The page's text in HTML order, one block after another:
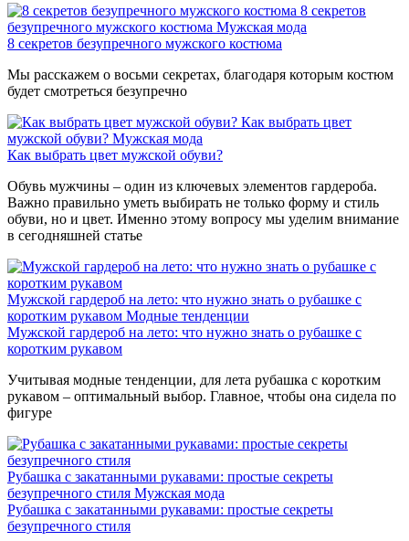
8 секретов
безупречного мужского костюма Мужская мода
8 секретов безупречного мужского костюма
Мы расскажем о восьми секретах, благодаря которым костюм
будет смотреться безупречно
Как выбрать цвет
мужской обуви? Мужская мода
Как выбрать цвет мужской обуви?
Обувь мужчины – один из ключевых элементов гардероба.
Важно правильно уметь выбирать не только форму и стиль
обуви, но и цвет. Именно этому вопросу мы уделим внимание
в сегодняшней статье
Мужской гардероб на лето: что нужно знать о рубашке с
коротким рукавом Модные тенденции
Мужской гардероб на лето: что нужно знать о рубашке с
коротким рукавом
Учитывая модные тенденции, для лета рубашка с коротким
рукавом – оптимальный выбор. Главное, чтобы она сидела по
фигуре
Рубашка с закатанными рукавами: простые секреты
безупречного стиля Мужская мода
Рубашка с закатанными рукавами: простые секреты
безупречного стиля